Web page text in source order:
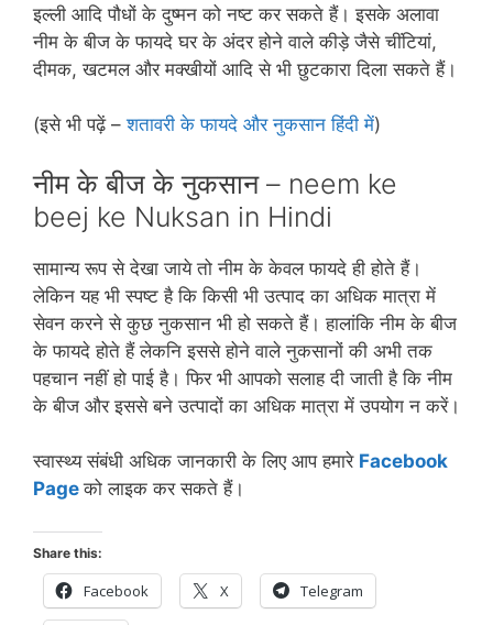
इल्‍ली आदि पौधों के दुष्‍मन को नष्‍ट कर सकते हैं। इसके अलावा
नीम के बीज के फायदे घर के अंदर होने वाले कीड़े जैसे चींटियां,
दीमक, खटमल और मक्‍खीयों आदि से भी छुटकारा दिला सकते हैं।
(इसे भी पढ़ें –शतावरी के फायदे और नुकसान हिंदी में)
नीम के बीज के नुकसान – neem ke
beej ke Nuksan in Hindi
सामान्‍य रूप से देखा जाये तो नीम के केवल फायदे ही होते हैं।
लेकिन यह भी स्‍पष्‍ट है कि किसी भी उत्‍पाद का अधिक मात्रा में
सेवन करने से कुछ नुकसान भी हो सकते हैं। हालांकि नीम के बीज
के फायदे होते हैं लेकनि इससे होने वाले नुकसानों की अभी तक
पहचान नहीं हो पाई है। फिर भी आपको सलाह दी जाती है कि नीम
के बीज और इससे बने उत्‍पादों का अधिक मात्रा में उपयोग न करें।
स्‍वास्‍थ्‍य संबंधी अधिक जानकारी के लिए आप हमारे Facebook
Pageको लाइक कर सकते हैं।
Share this:
Facebook X Telegram